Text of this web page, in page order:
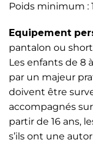
Poids minimum :
Equipement
pantalon ou
Les enfants de 8
par un majeur
doivent être
accompagnés
partir de 16 ans,
s’ils ont une